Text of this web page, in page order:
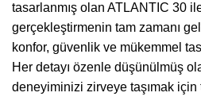
tasarlanmış olan ATLANTIC 30
gerçekleştirmenin tam zamanı
konfor, güvenlik ve mükemmel
Her detayı özenle düşünülmüş
deneyiminizi zirveye taşımak için